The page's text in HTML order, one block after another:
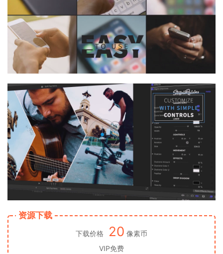
资源下载
下载价格 20 像素币
VIP免费